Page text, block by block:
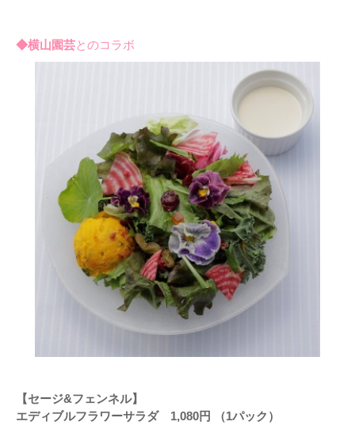
◆横山園芸とのコラボ
【セージ&フェンネル】
エディブルフラワーサラダ 1,080円 （1パック）